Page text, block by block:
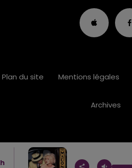
h
Plan du site Mentions légales
Archives